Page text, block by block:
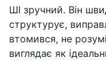
ШІ зручний. Він
структурує,
втомився, не
виглядає як